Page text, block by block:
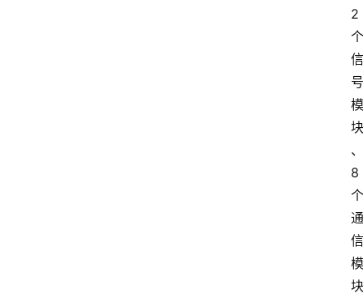
2
个
信
号
模
块
、
8
个
通
信
模
块